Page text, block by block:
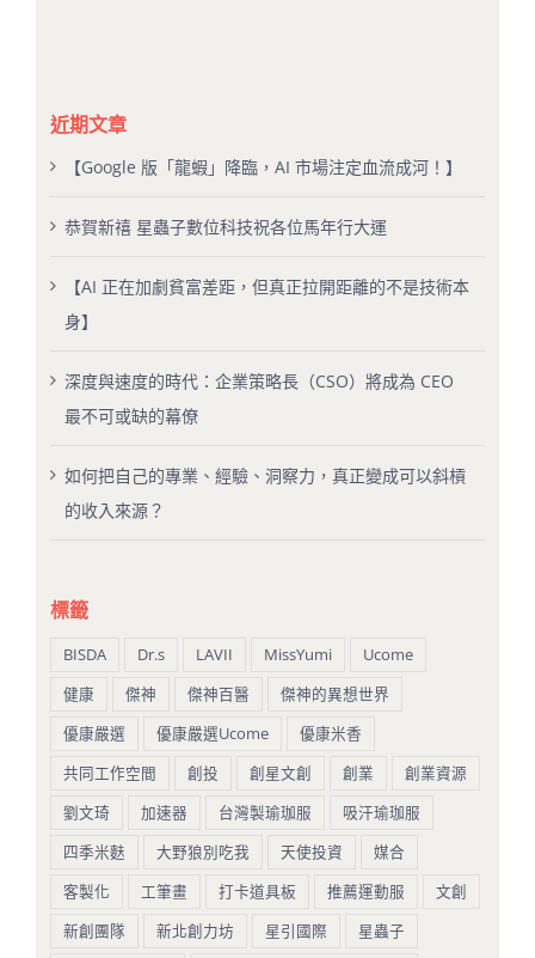
近期文章
【Google 版「龍蝦」降臨，AI 市場注定血流成河！】
恭賀新禧 星蟲子數位科技祝各位馬年行大運
【AI 正在加劇貧富差距，但真正拉開距離的不是技術本
身】
深度與速度的時代：企業策略長（CSO）將成為 CEO
最不可或缺的幕僚
如何把自己的專業、經驗、洞察力，真正變成可以斜槓
的收入來源？
標籤
BISDA Dr.s LAVII MissYumi
Ucome
健康
傑神 傑神百醫
傑神的異想世界
優康嚴選
優康嚴選Ucome
優康米香
共同工作空間
創投 創星文創 創業
創業資源
劉文琦
加速器 台灣製瑜珈服
吸汗瑜珈服
四季米麩
大野狼別吃我 天使投資
媒合
客製化
工筆畫 打卡道具板 推薦運動服
文創
新創團隊
新北創力坊 星引國際 星蟲子